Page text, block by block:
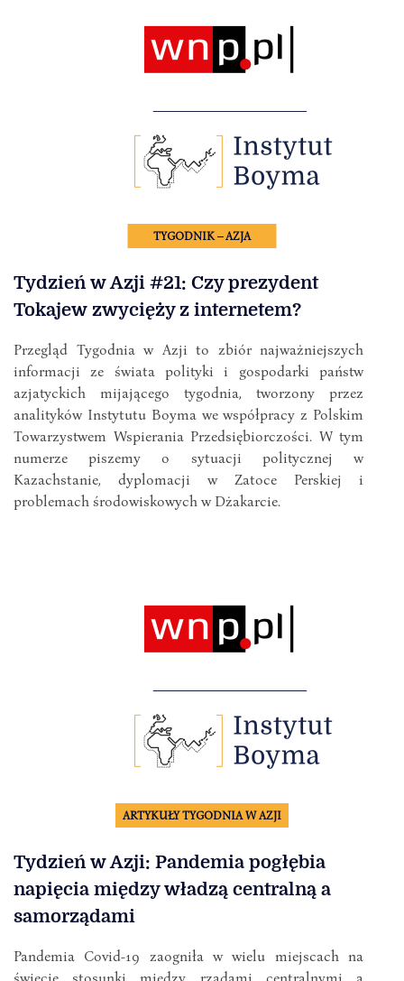
TYGODNIK – AZJA
Tydzień w Azji #21: Czy prezydent
Tokajew zwycięży z internetem?
Przegląd Tygodnia w Azji to zbiór najważniejszych
informacji ze świata polityki i gospodarki państw
azjatyckich mijającego tygodnia, tworzony przez
analityków Instytutu Boyma we współpracy z Polskim
Towarzystwem Wspierania Przedsiębiorczości. W tym
numerze piszemy o sytuacji politycznej w
Kazachstanie, dyplomacji w Zatoce Perskiej i
problemach środowiskowych w Dżakarcie.
ARTYKUŁY TYGODNIA W AZJI
Tydzień w Azji: Pandemia pogłębia
napięcia między władzą centralną a
samorządami
Pandemia Covid-19 zaogniła w wielu miejscach na
świecie stosunki między rządami centralnymi a